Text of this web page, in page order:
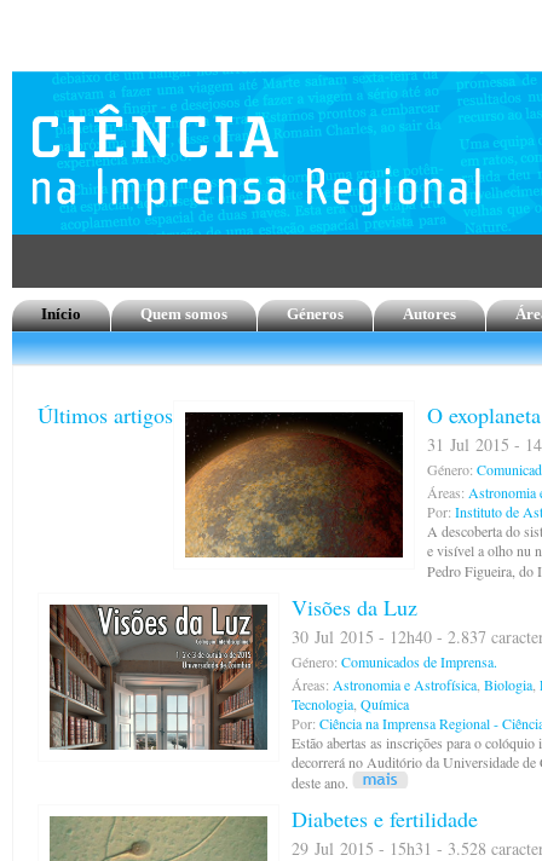
Início Quem somos Géneros Autores
Últimos artigos O
31 Jul 2015 -
Género:
Áreas: Astronomia
Por: Instituto de
A descoberta do
e visível a olho nu
Pedro Figueira, do
Visões da Luz
30 Jul 2015 - 12h40 - 2.837
Género: Comunicados de Imprensa.
Áreas: Astronomia e Astrofísica Biologia
Tecnologia Química
Por: Ciência na Imprensa Regional -
Estão abertas as inscrições para o
decorrerá no Auditório da Universidade
deste ano.
Diabetes e fertilidade
29 Jul 2015 - 15h31 - 3.528